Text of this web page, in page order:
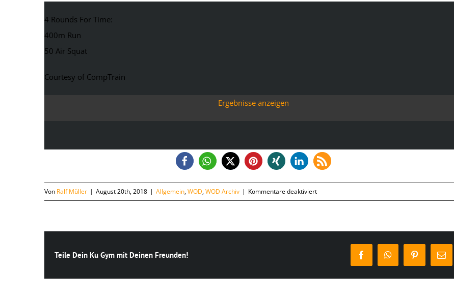
4 Rounds For Time:
400m Run
50 Air Squat
Courtesy of CompTrain
Ergebnisse anzeigen
Von Ralf Müller | August 20th, 2018 | Allgemein,WOD,WOD Archiv | Kommentare deaktiviertfür
Montag,
Teile Dein Ku Gym mit Deinen Freunden! FacebookWhatsAppPinterest
E-
Mail